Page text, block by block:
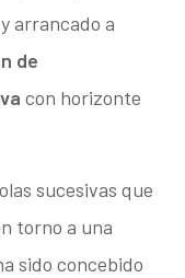
arrancado a
de
con horizonte
sucesivas que
torno a una
sido concebido